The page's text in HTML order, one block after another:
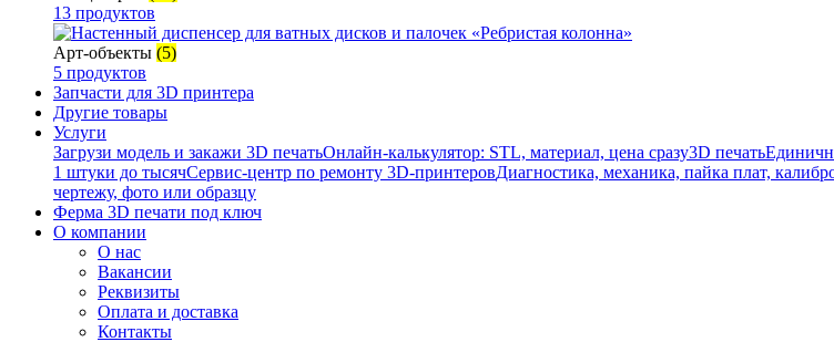
13 продуктов
Арт-объекты (5)
5 продуктов
Запчасти для 3D принтера
Другие товары
Услуги
Загрузи модель и закажи 3D печатьОнлайн-калькулятор: STL, материал, цена сразу3D печать
1 штуки до тысячСервис-центр по ремонту 3D-принтеровДиагностика, механика, пайка плат,
чертежу, фото или образцу
Ферма 3D печати под ключ
О компании
О нас
Вакансии
Реквизиты
Оплата и доставка
Контакты